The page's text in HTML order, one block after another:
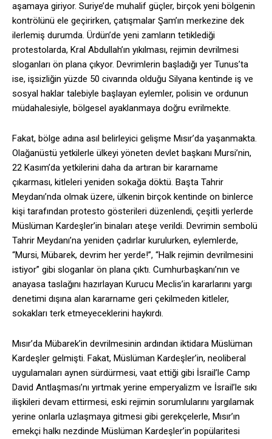
aşamaya giriyor. Suriye’de muhalif güçler, birçok yeni bölgenin
kontrölünü ele geçirirken, çatışmalar Şam’ın merkezine dek
ilerlemiş durumda. Ürdün’de yeni zamların tetiklediği
protestolarda, Kral Abdullah’ın yıkılması, rejimin devrilmesi
sloganları ön plana çıkyor. Devrimlerin başladığı yer Tunus’ta
ise, işsizliğin yüzde 50 civarında olduğu Silyana kentinde iş ve
sosyal haklar talebiyle başlayan eylemler, polisin ve ordunun
müdahalesiyle, bölgesel ayaklanmaya doğru evrilmekte.
Fakat, bölge adına asıl belirleyici gelişme Mısır’da yaşanmakta.
Olağanüstü yetkilerle ülkeyi yöneten devlet başkanı Mursi’nin,
22 Kasım’da yetkilerini daha da artıran bir kararname
çıkarması, kitleleri yeniden sokağa döktü. Başta Tahrir
Meydanı’nda olmak üzere, ülkenin birçok kentinde on binlerce
kişi tarafından protesto gösterileri düzenlendi, çeşitli yerlerde
Müslüman Kardeşler’in binaları ateşe verildi. Devrimin sembolü
Tahrir Meydanı’na yeniden çadırlar kurulurken, eylemlerde,
“Mursi, Mübarek, devrim her yerde!”, “Halk rejimin devrilmesini
istiyor” gibi sloganlar ön plana çıktı. Cumhurbaşkanı’nın ve
anayasa taslağını hazırlayan Kurucu Meclis’in kararlarını yargı
denetimi dışına alan kararname geri çekilmeden kitleler,
sokakları terk etmeyeceklerini haykırdı.
Mısır’da Mübarek’in devrilmesinin ardından iktidara Müslüman
Kardeşler gelmişti. Fakat, Müslüman Kardeşler’in, neoliberal
uygulamaları aynen sürdürmesi, vaat ettiği gibi İsrail’le Camp
David Antlaşması’nı yırtmak yerine emperyalizm ve İsrail’le sıkı
ilişkileri devam ettirmesi, eski rejimin sorumlularını yargılamak
yerine onlarla uzlaşmaya gitmesi gibi gerekçelerle, Mısır’ın
emekçi halkı nezdinde Müslüman Kardeşler’in popülaritesi